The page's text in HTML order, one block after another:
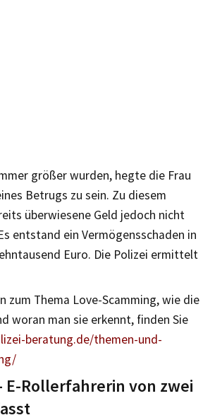
größer wurden, hegte die Frau
Betrugs zu sein. Zu diesem
überwiesene Geld jedoch nicht
entstand ein Vermögensschaden in
Euro. Die Polizei ermittelt
zum Thema Love-Scamming, wie die
woran man sie erkennt, finden Sie
beratung.de/themen-und-
Rollerfahrerin von zwei